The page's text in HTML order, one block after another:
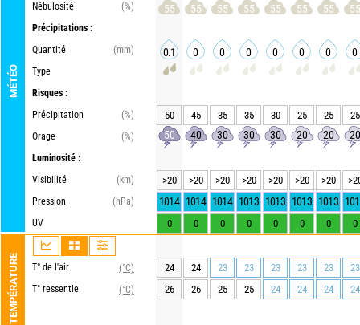
MÉTÉO
Nébulosité
(%)
Précipitations :
Quantité
(mm)
Type
Risques :
Précipitation
(%)
Orage
(%)
Luminosité :
Visibilité
(km)
Pression
(hPa)
UV
TEMPÉRATURE T° de l'air
(°C)
T° ressentie
(°C)
55 55 55 55 55 55 55 55
0.1 0 0 0 0 0 0 0
50 45 35 35 30 25 25 25
50 40 30 30 30 20 20 20
>20 >20 >20 >20 >20 >20 >20
1014 1014 1014 1013 1013 1013 1013
0 0 0 0 0 0 0 0
24 24 23 23 23 23 23
23
26
26 25 25 24 24 24 24